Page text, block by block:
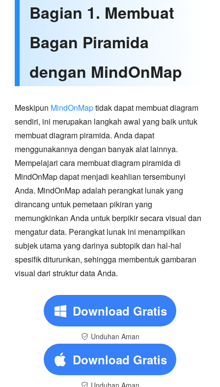
Bagian 1. Membuat
Bagan Piramida
dengan MindOnMap
Meskipun MindOnMaptidak dapat membuat diagram
sendiri, ini merupakan langkah awal yang baik untuk
membuat diagram piramida. Anda dapat
menggunakannya dengan banyak alat lainnya.
Mempelajari cara membuat diagram piramida di
MindOnMap dapat menjadi keahlian tersembunyi
Anda. MindOnMap adalah perangkat lunak yang
dirancang untuk pemetaan pikiran yang
memungkinkan Anda untuk berpikir secara visual dan
mengatur data. Perangkat lunak ini menampilkan
subjek utama yang darinya subtopik dan hal-hal
spesifik diturunkan, sehingga membentuk gambaran
visual dari struktur data Anda.
Download Gratis
Unduhan Aman
Download Gratis
Unduhan Aman